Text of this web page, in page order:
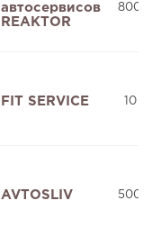
автосервисов
REAKTOR
800
FIT SERVICE 10
AVTOSLIV 500